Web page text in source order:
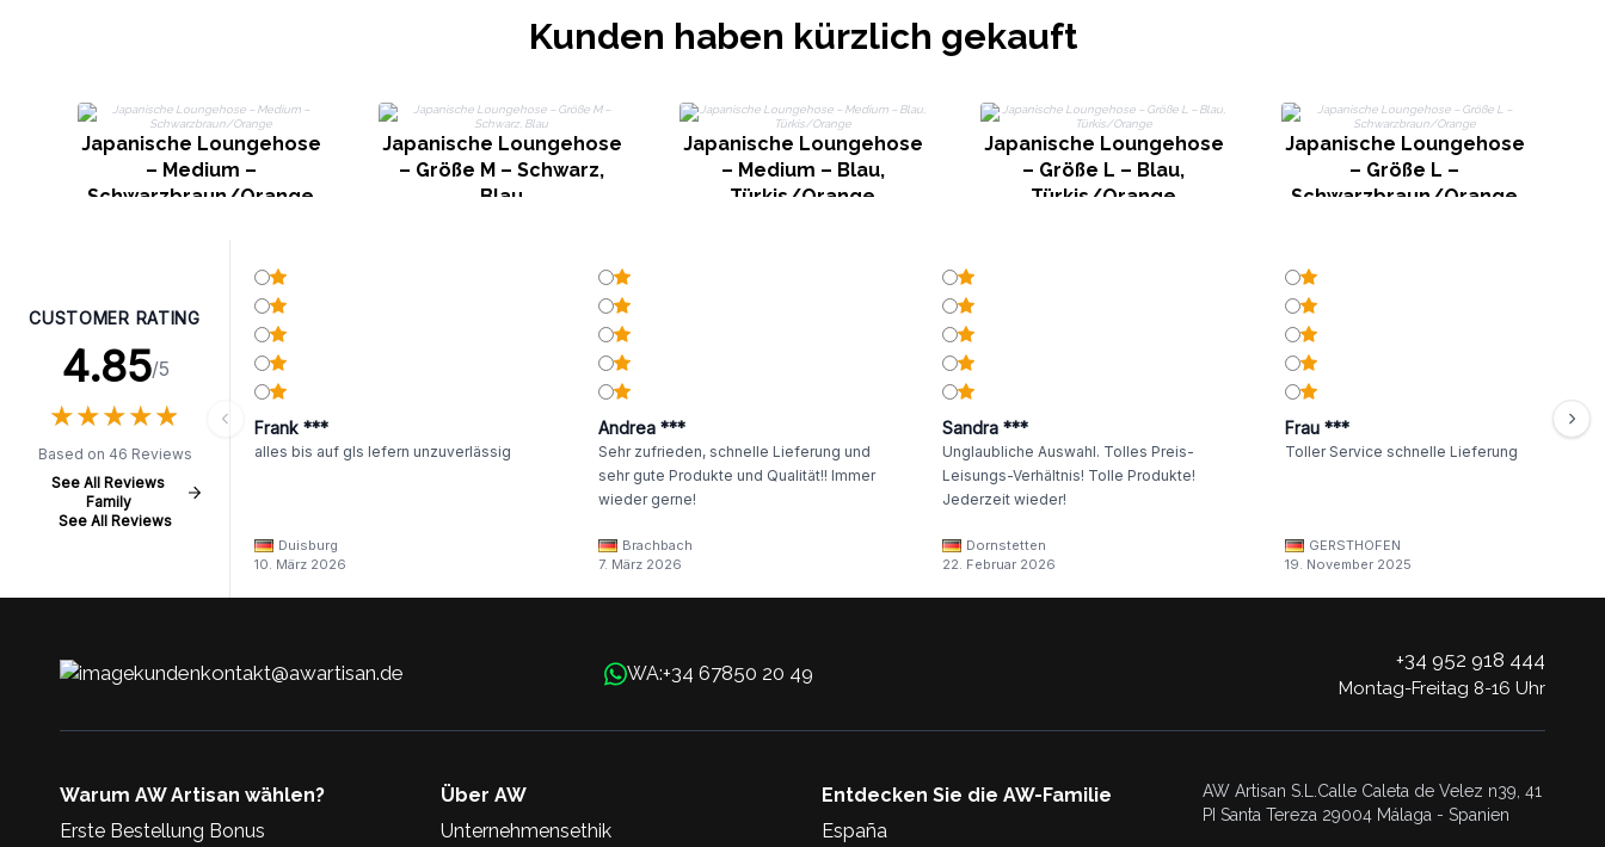
Kunden haben kürzlich gekauft
Japanische Loungehose
– Medium –
Schwarzbraun/Orange
Japanische Loungehose
– Größe M – Schwarz,
Blau
Japanische Loungehose
– Medium – Blau,
Türkis/Orange
Japanische Loungehose
– Größe L – Blau,
Türkis/Orange
Japanische Loungehose
– Größe L –
Schwarzbraun/Orange
CUSTOMER RATING
4.85/5
★★★★★
★★★★★
Based on 46 Reviews
See All Reviews
Family
See All Reviews
Frank ***
alles bis auf gls lefern unzuverlässig
Duisburg
10. März 2026
Andrea ***
Sehr zufrieden, schnelle Lieferung und
sehr gute Produkte und Qualität!! Immer
wieder gerne!
Brachbach
7. März 2026
Sandra ***
Unglaubliche Auswahl. Tolles Preis-
Leisungs-Verhältnis! Tolle Produkte!
Jederzeit wieder!
Dornstetten
22. Februar 2026
Frau ***
Toller Service schnelle Lieferung
GERSTHOFEN
19. November 2025
kundenkontakt@awartisan.de WA:+34 67850 20 49
+34 952 918 444
Montag-Freitag 8-16 Uhr
Warum AW Artisan wählen?
Erste Bestellung Bonus
Über AW
Unternehmensethik
Entdecken Sie die AW-Familie
España
AW Artisan S.L.Calle Caleta de Velez n39, 41
PI Santa Tereza 29004 Málaga - Spanien